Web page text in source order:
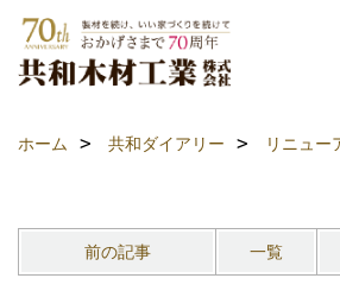
ホーム 共和ダイアリー リニュー
前の記事 一覧